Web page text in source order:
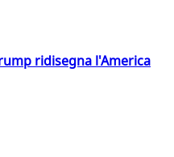
ridisegna l'America